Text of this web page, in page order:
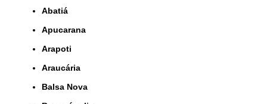
Abatiá
Apucarana
Arapoti
Araucária
Balsa Nova